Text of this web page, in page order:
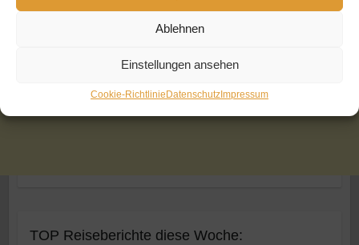
Ablehnen
Einstellungen ansehen
Cookie-RichtlinieDatenschutzImpressum
TOP Reiseberichte diese Woche: